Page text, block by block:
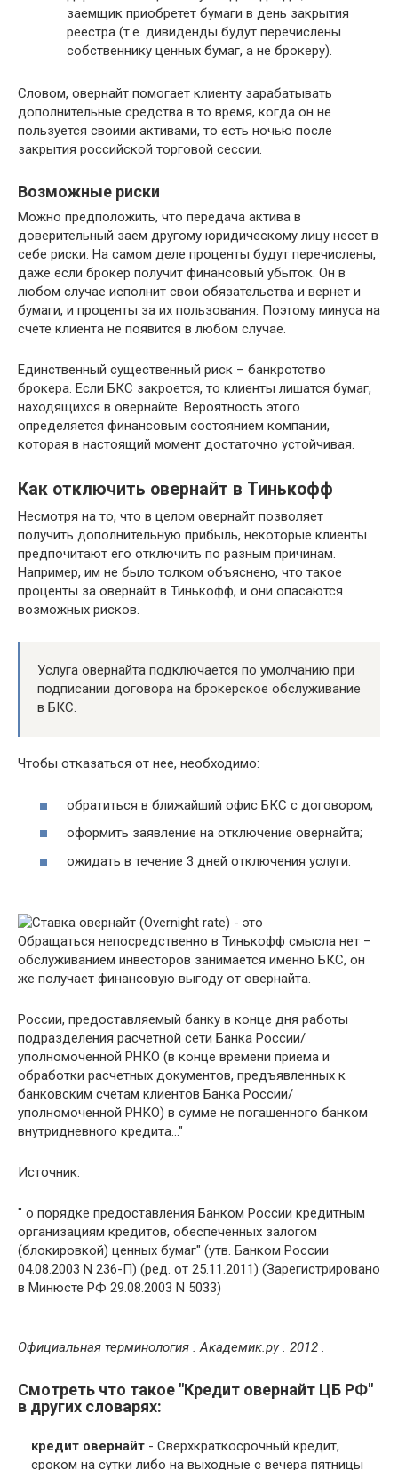
заемщик приобретет бумаги в день закрытия
реестра (т.е. дивиденды будут перечислены
собственнику ценных бумаг, а не брокеру).
Словом, овернайт помогает клиенту зарабатывать
дополнительные средства в то время, когда он не
пользуется своими активами, то есть ночью после
закрытия российской торговой сессии.
Возможные риски
Можно предположить, что передача актива в
доверительный заем другому юридическому лицу несет в
себе риски. На самом деле проценты будут перечислены,
даже если брокер получит финансовый убыток. Он в
любом случае исполнит свои обязательства и вернет и
бумаги, и проценты за их пользования. Поэтому минуса на
счете клиента не появится в любом случае.
Единственный существенный риск – банкротство
брокера. Если БКС закроется, то клиенты лишатся бумаг,
находящихся в овернайте. Вероятность этого
определяется финансовым состоянием компании,
которая в настоящий момент достаточно устойчивая.
Как отключить овернайт в Тинькофф
Несмотря на то, что в целом овернайт позволяет
получить дополнительную прибыль, некоторые клиенты
предпочитают его отключить по разным причинам.
Например, им не было толком объяснено, что такое
проценты за овернайт в Тинькофф, и они опасаются
возможных рисков.
Услуга овернайта подключается по умолчанию при
подписании договора на брокерское обслуживание
в БКС.
Чтобы отказаться от нее, необходимо:
обратиться в ближайший офис БКС с договором;
оформить заявление на отключение овернайта;
ожидать в течение 3 дней отключения услуги.
Обращаться непосредственно в Тинькофф смысла нет –
обслуживанием инвесторов занимается именно БКС, он
же получает финансовую выгоду от овернайта.
России, предоставляемый банку в конце дня работы
подразделения расчетной сети Банка России/
уполномоченной РНКО (в конце времени приема и
обработки расчетных документов, предъявленных к
банковским счетам клиентов Банка России/
уполномоченной РНКО) в сумме не погашенного банком
внутридневного кредита..."
Источник:
" о порядке предоставления Банком России кредитным
организациям кредитов, обеспеченных залогом
(блокировкой) ценных бумаг" (утв. Банком России
04.08.2003 N 236-П) (ред. от 25.11.2011) (Зарегистрировано
в Минюсте РФ 29.08.2003 N 5033)
Официальная терминология . Академик.ру . 2012 .
Смотреть что такое "Кредит овернайт ЦБ РФ"
в других словарях:
кредит овернайт - Сверхкраткосрочный кредит,
сроком на сутки либо на выходные с вечера пятницы